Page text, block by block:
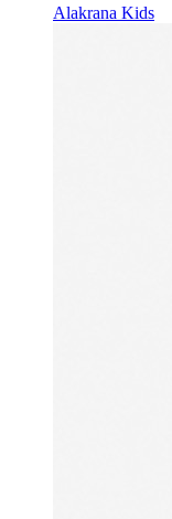
Alakrana Kids